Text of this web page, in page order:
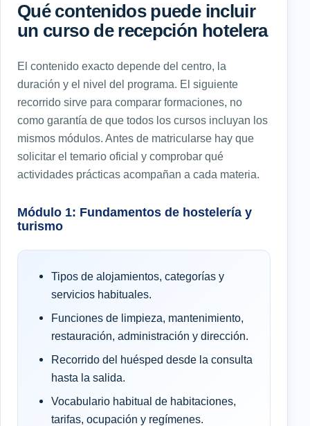
Qué contenidos puede incluir
un curso de recepción hotelera
El contenido exacto depende del centro, la
duración y el nivel del programa. El siguiente
recorrido sirve para comparar formaciones, no
como garantía de que todos los cursos incluyan los
mismos módulos. Antes de matricularse hay que
solicitar el temario oficial y comprobar qué
actividades prácticas acompañan a cada materia.
Módulo 1: Fundamentos de hostelería y
turismo
Tipos de alojamientos, categorías y
servicios habituales.
Funciones de limpieza, mantenimiento,
restauración, administración y dirección.
Recorrido del huésped desde la consulta
hasta la salida.
Vocabulario habitual de habitaciones,
tarifas, ocupación y regímenes.